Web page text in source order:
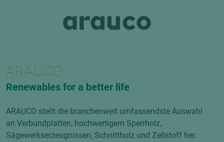
ARAUCO
Renewables for a better life
ARAUCO stellt die branchenweit umfassendste Auswahl
an Verbundplatten, hochwertigem Sperrholz,
Sägewerkserzeugnissen, Schnittholz und Zellstoff her.